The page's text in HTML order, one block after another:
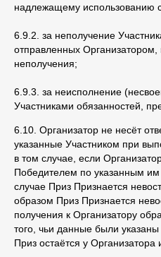
надлежащему использованию
6.9.2. за неполучение
отправленных
неполучения;
6.9.3. за неисполнение
Участниками обязанностей,
6.10. Организатор не несёт
указанные Участником при
в том случае, если
Победителем по указанным
случае Приз Признается
образом Приз Признается
получения к Организатору
того, чьи данные были
Приз остаётся у Организатора